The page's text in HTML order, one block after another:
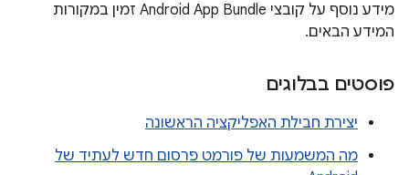
מידע נוסף על קובצי Android App Bundle זמין במקורות
המידע הבאים.
פוסטים בבלוגים
יצירת חבילת האפליקציה הראשונה
מה המשמעות של פורמט פרסום חדש לעתיד של